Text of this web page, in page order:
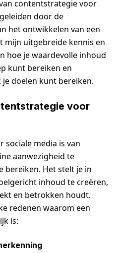
contentstrategie voor
door de
het ontwikkelen van een
mijn uitgebreide kennis en
hoe je waardevolle inhoud
kunt bereiken en
doelen kunt bereiken.
voor
sociale media is van
aanwezigheid te
bereiken. Het stelt je in
inhoud te creëren,
en betrokken houdt.
redenen waarom een
is: